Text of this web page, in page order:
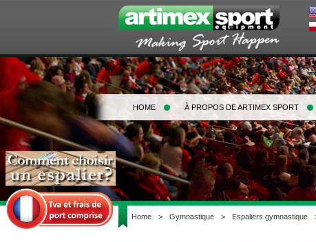
HOME À PROPOS DE ARTIMEX SPORT
Home > Gymnastique > Espaliers gymnastique